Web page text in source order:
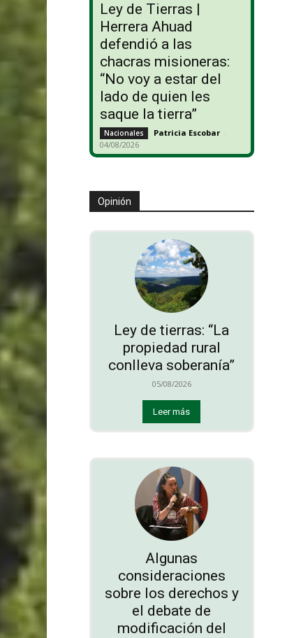
Ley de Tierras |
Herrera Ahuad
defendió a las
chacras misioneras:
“No voy a estar del
lado de quien les
saque la tierra”
Nacionales Patricia Escobar -
04/08/2026
Opinión
Ley de tierras: “La
propiedad rural
conlleva soberanía”
05/08/2026
Leer más
Algunas
consideraciones
sobre los derechos y
el debate de
modificación del